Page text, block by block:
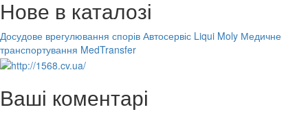
Нове в каталозі
Досудове врегулювання спорів Автосервіс Liqui Moly Медичне
транспортування MedTransfer
Ваші коментарі